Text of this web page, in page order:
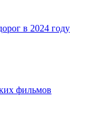
в 2024 году
фильмов